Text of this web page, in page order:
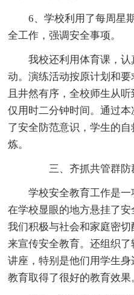
6、学校利用了每周星
全工作，强调安全事项。
我校还利用体育课，
动。演练活动按原计划和
且井然有序，全校师生从
仅用时二分钟时间。通过
了安全防范意识，学生的
炼。
三、齐抓共管群防
学校安全教育工作是
在学校显眼的地方悬挂了安
我们积极与社会和家庭密
来宣传安全教育。还组织
讲座，特别是他们用学生
教育取得了很好的教育效果